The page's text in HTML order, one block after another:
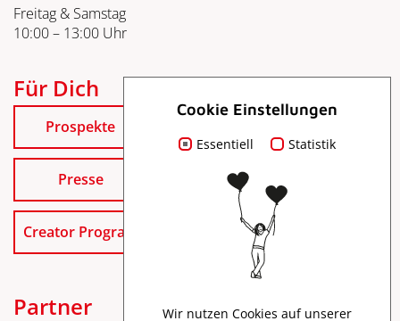
Freitag & Samstag
10:00 – 13:00 Uhr
Für Dich
Prospekte
Presse
Creator Program
Partner
Cookie Einstellungen
Essentiell Statistik
Wir nutzen Cookies auf unserer